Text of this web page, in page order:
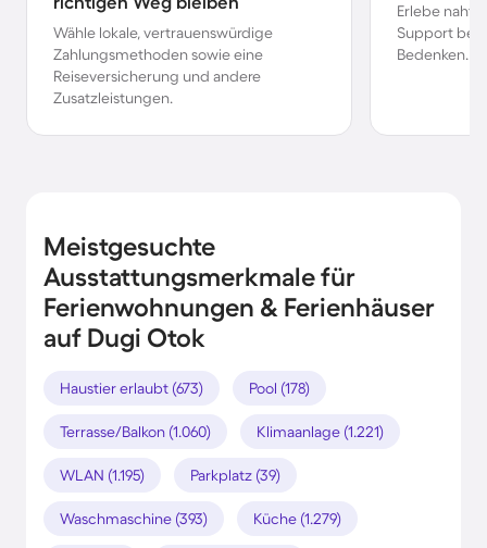
Wähle lokale, vertrauenswürdige
Zahlungsmethoden sowie eine
Reiseversicherung und andere
Zusatzleistungen.
Erlebe
Support bei
Bedenken.
Meistgesuchte
Ausstattungsmerkmale für
Ferienwohnungen & Ferienhäuser
auf Dugi Otok
Haustier erlaubt (673) Pool (178)
Terrasse/Balkon (1.060) Klimaanlage (1.221)
WLAN (1.195) Parkplatz (39)
Waschmaschine (393) Küche (1.279)